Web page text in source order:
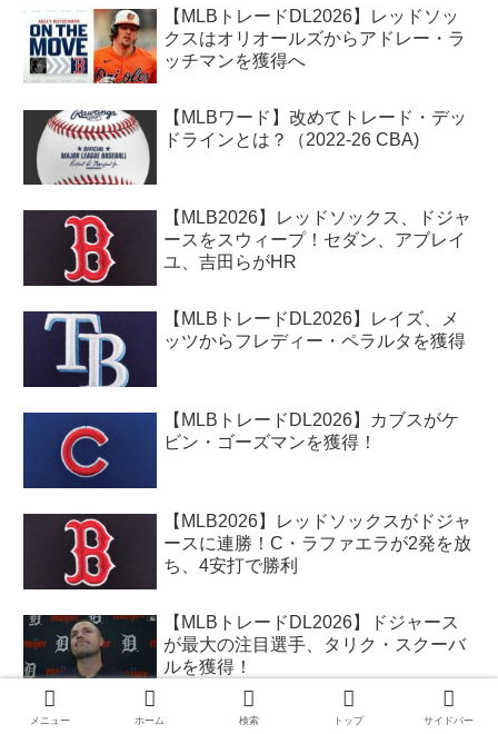
【MLBトレードDL2026】レッドソッ
クスはオリオールズからアドレー・ラ
ッチマンを獲得へ
【MLBワード】改めてトレード・デッ
ドラインとは？（2022-26 CBA)
【MLB2026】レッドソックス、ドジャ
ースをスウィープ！セダン、アブレイ
ユ、吉田らがHR
【MLBトレードDL2026】レイズ、メ
ッツからフレディー・ペラルタを獲得
【MLBトレードDL2026】カブスがケ
ビン・ゴーズマンを獲得！
【MLB2026】レッドソックスがドジャ
ースに連勝！C・ラファエラが2発を放
ち、4安打で勝利
【MLBトレードDL2026】ドジャース
が最大の注目選手、タリク・スクーバ
ルを獲得！
【MLBトレードDL2026】ホワイトソ
メニュー ホーム 検索 トップ サイドバー